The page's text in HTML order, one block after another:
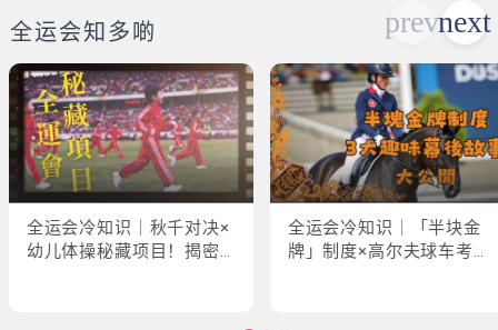
全运会知多啲
全运会冷知识｜秋千对决×
幼儿体操秘藏项目！揭密
全运会冷知识｜「半块金
牌」制度×高尔夫球车考牌